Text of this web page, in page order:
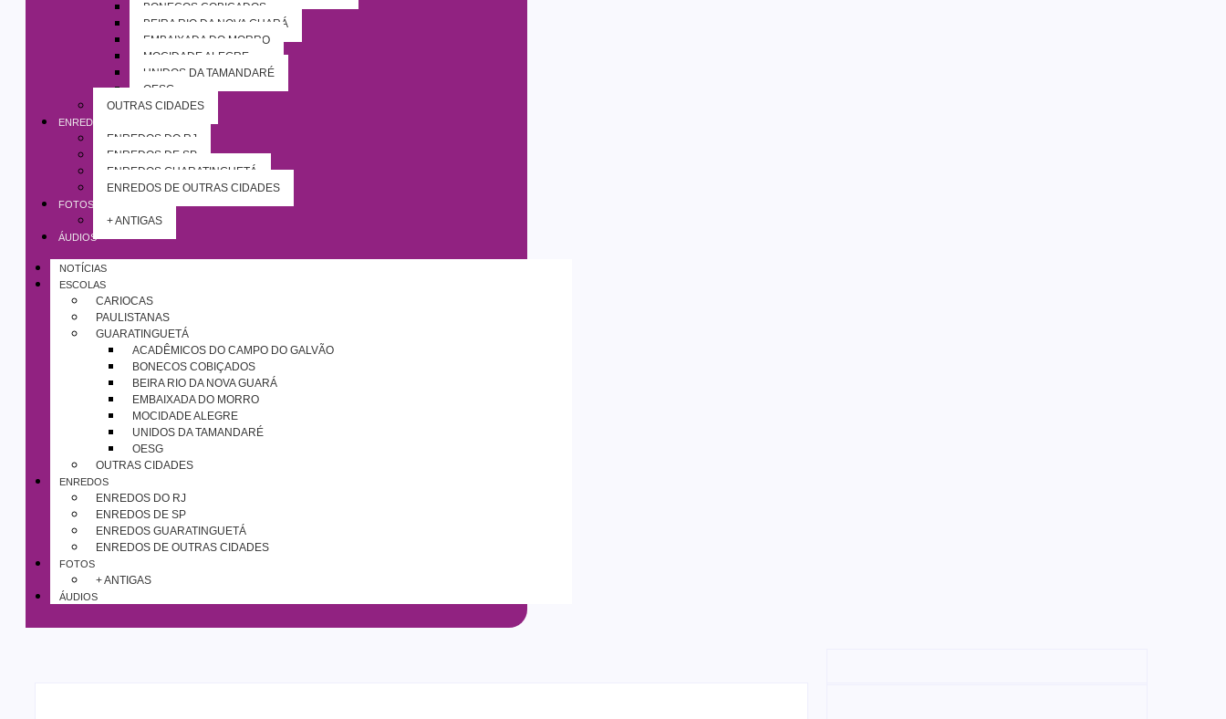
BONECOS COBIÇADOS
BEIRA RIO DA NOVA GUARÁ
EMBAIXADA DO MORRO
MOCIDADE ALEGRE
UNIDOS DA TAMANDARÉ
OESG
OUTRAS CIDADES
ENREDOS
ENREDOS DO RJ
ENREDOS DE SP
ENREDOS GUARATINGUETÁ
ENREDOS DE OUTRAS CIDADES
FOTOS
+ ANTIGAS
ÁUDIOS
NOTÍCIAS
ESCOLAS
CARIOCAS
PAULISTANAS
GUARATINGUETÁ
ACADÊMICOS DO CAMPO DO GALVÃO
BONECOS COBIÇADOS
BEIRA RIO DA NOVA GUARÁ
EMBAIXADA DO MORRO
MOCIDADE ALEGRE
UNIDOS DA TAMANDARÉ
OESG
OUTRAS CIDADES
ENREDOS
ENREDOS DO RJ
ENREDOS DE SP
ENREDOS GUARATINGUETÁ
ENREDOS DE OUTRAS CIDADES
FOTOS
+ ANTIGAS
ÁUDIOS